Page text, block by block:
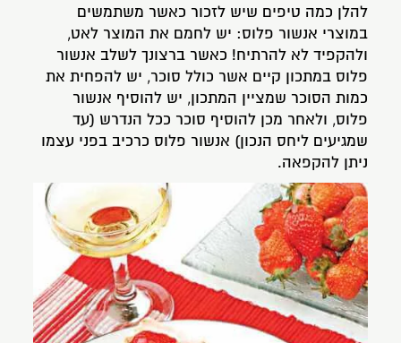
להלן כמה טיפים שיש לזכור כאשר משתמשים
במוצרי אנשור פלוס: יש לחמם את המוצר לאט,
ולהקפיד לא להרתיח! כאשר ברצונך לשלב אנשור
פלוס במתכון קיים אשר כולל סוכר, יש להפחית את
כמות הסוכר שמציין המתכון, יש להוסיף אנשור
פלוס, ולאחר מכן להוסיף סוכר ככל הנדרש (עד
שמגיעים ליחס הנכון) אנשור פלוס כרכיב בפני עצמו
ניתן להקפאה.